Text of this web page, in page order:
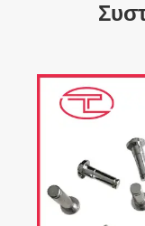
Το Tuoyuan
για
Δείτε